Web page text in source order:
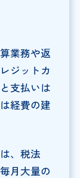
業務や返
ジットカ
支払いは
経費の建
、税法
月大量の